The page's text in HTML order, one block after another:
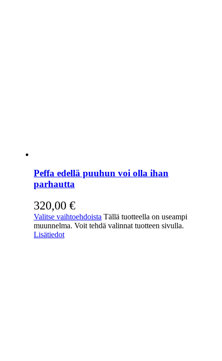
Peffa edellä puuhun voi olla ihan
parhautta
320,00 €
Valitse vaihtoehdoista Tällä tuotteella on useampi
muunnelma. Voit tehdä valinnat tuotteen sivulla.
Lisätiedot